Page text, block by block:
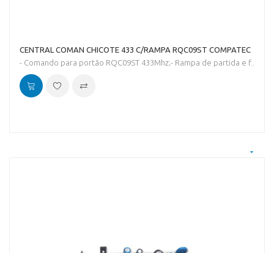
CENTRAL COMAN CHICOTE 433 C/RAMPA RQC09ST COMPATEC
- Comando para portão RQC09ST 433Mhz;- Rampa de partida e f..